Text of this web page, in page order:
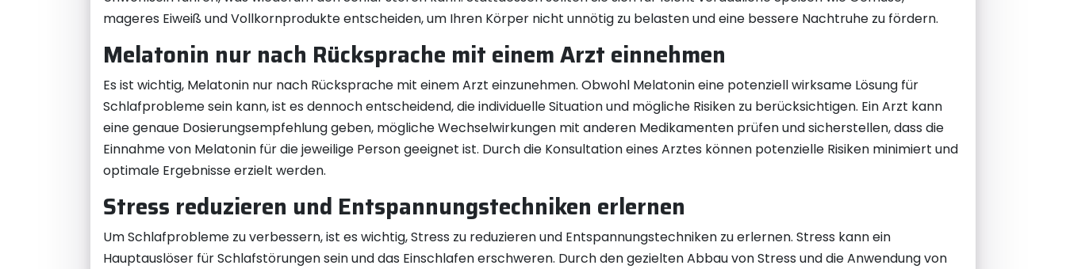
mageres Eiweiß und Vollkornprodukte entscheiden, um Ihren Körper nicht unnötig zu belasten und eine bessere Nachtruhe zu fördern.
Melatonin nur nach Rücksprache mit einem Arzt einnehmen
Es ist wichtig, Melatonin nur nach Rücksprache mit einem Arzt einzunehmen. Obwohl Melatonin eine potenziell wirksame Lösung für
Schlafprobleme sein kann, ist es dennoch entscheidend, die individuelle Situation und mögliche Risiken zu berücksichtigen. Ein Arzt kann
eine genaue Dosierungsempfehlung geben, mögliche Wechselwirkungen mit anderen Medikamenten prüfen und sicherstellen, dass die
Einnahme von Melatonin für die jeweilige Person geeignet ist. Durch die Konsultation eines Arztes können potenzielle Risiken minimiert und
optimale Ergebnisse erzielt werden.
Stress reduzieren und Entspannungstechniken erlernen
Um Schlafprobleme zu verbessern, ist es wichtig, Stress zu reduzieren und Entspannungstechniken zu erlernen. Stress kann ein
Hauptauslöser für Schlafstörungen sein und das Einschlafen erschweren. Durch den gezielten Abbau von Stress und die Anwendung von